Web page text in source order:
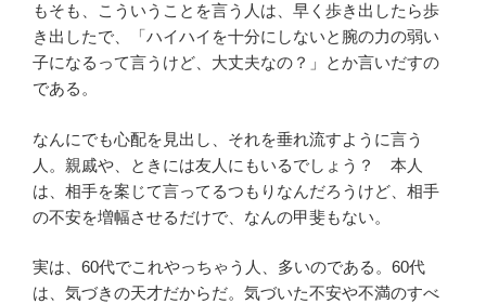
もそも、こういうことを言う人は、早く歩き出したら歩
き出したで、「ハイハイを十分にしないと腕の力の弱い
子になるって言うけど、大丈夫なの？」とか言いだすの
である。
なんにでも心配を見出し、それを垂れ流すように言う
人。親戚や、ときには友人にもいるでしょう？ 本人
は、相手を案じて言ってるつもりなんだろうけど、相手
の不安を増幅させるだけで、なんの甲斐もない。
実は、60代でこれやっちゃう人、多いのである。60代
は、気づきの天才だからだ。気づいた不安や不満のすべ